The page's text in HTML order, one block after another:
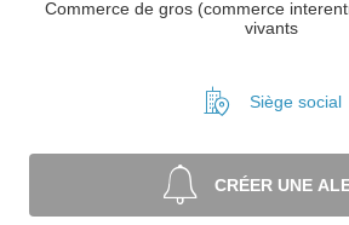
Commerce de gros (commerce
vivants
Siège social
CRÉER UNE